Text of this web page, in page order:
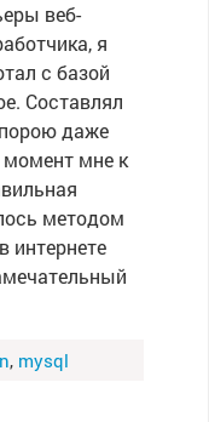
веб-
я
с базой
Составлял
даже
мне к
методом
интернете
, mysql